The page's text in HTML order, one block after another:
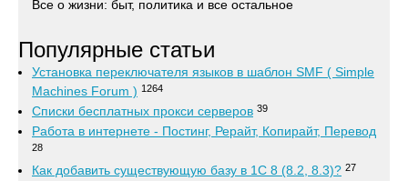
Все о жизни: быт, политика и все остальное
Популярные статьи
Установка переключателя языков в шаблон SMF ( Simple
Machines Forum ) 1264
Списки бесплатных прокси серверов 39
Работа в интернете - Постинг, Рерайт, Копирайт, Перевод
28
Как добавить существующую базу в 1С 8 (8.2, 8.3)? 27